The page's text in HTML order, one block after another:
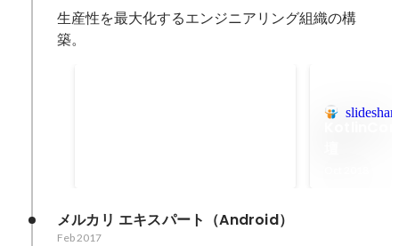
生産性を最大化するエンジニアリング組織の構
築。
などの助言や中長期の方針決定な
ど組織の生産性を意識して働いて
メルカリ エキスパート（Android）
Feb 2017